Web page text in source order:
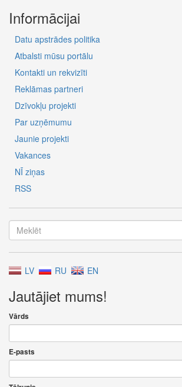
Informācijai
Datu apstrādes politika
Atbalsti mūsu portālu
Kontakti un rekvizīti
Reklāmas partneri
Dzīvokļu projekti
Par uzņēmumu
Jaunie projekti
Vakances
NĪ ziņas
RSS
LV RU EN
Jautājiet mums!
Vārds
E-pasts